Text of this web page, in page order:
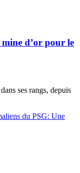
d’or pour le
ses rangs, depuis
du PSG: Une